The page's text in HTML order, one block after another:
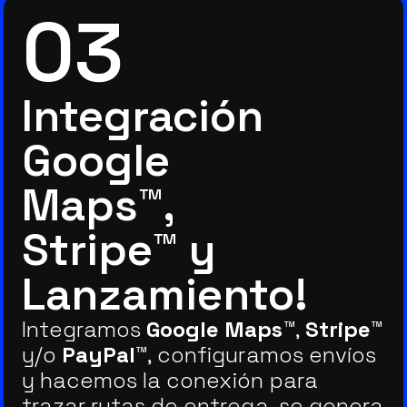
03
Integración
Google
Maps™,
Stripe™ y
Lanzamiento!
Integramos Google Maps™, Stripe™
y/o PayPal™, configuramos envíos
y hacemos la conexión para